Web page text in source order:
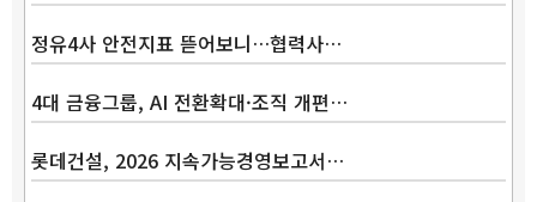
정유4사 안전지표 뜯어보니…협력사…
4대 금융그룹, AI 전환확대·조직 개편…
롯데건설, 2026 지속가능경영보고서…